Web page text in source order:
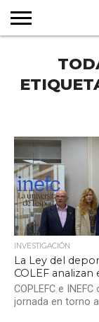
REVISTA
FACTORY
TV
SOCIOS
EMPRESAS
SECTOR
SERVICIOS
NOTICIAS
SUSCRIPCIÓN
INVESTIGACIÓN
La Ley del
COLEF analizan
COPLEFC e
jornada en torno